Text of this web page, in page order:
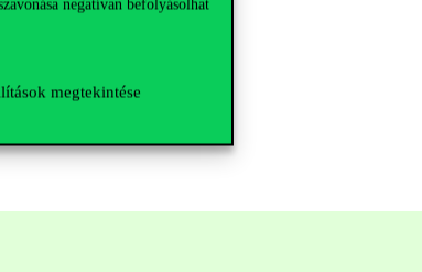
negatívan befolyásolhat
megtekintése